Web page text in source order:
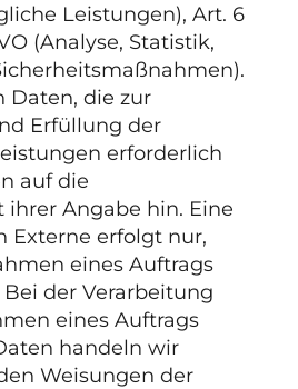
Leistungen), Art. 6
(Analyse, Statistik,
Daten, die zur
Erfüllung der
erforderlich
auf die
ihrer Angabe hin. Eine
Externe erfolgt nur,
eines Auftrags
der Verarbeitung
eines Auftrags
handeln wir
Weisungen der